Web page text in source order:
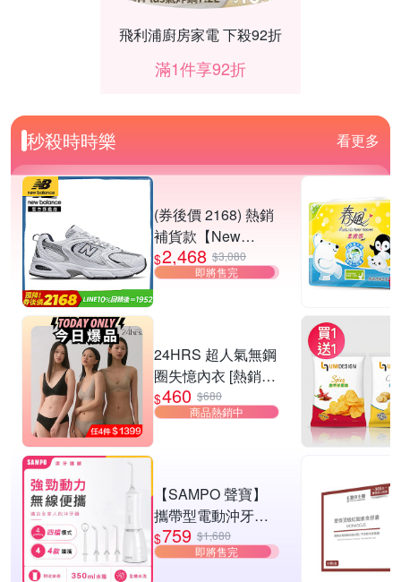
飛利浦廚房家電 下殺92折
滿1件享92折
滿1件折$200
秒殺時時樂 看更多
(券後價 2168) 熱銷
補貨款【New
Balance】復古運動
鞋_中性_白銀
$2,468 $3,080
即將售完
24HRS 超人氣無鋼
圈失憶內衣 [熱銷好
評]
$460 $680
商品熱銷中
【SAMPO 聲寶】
攜帶型電動沖牙機/
洗牙器/沖牙器(WB-
Z2506NL)
$759 $1,680
即將售完